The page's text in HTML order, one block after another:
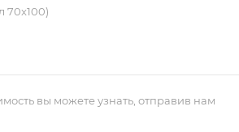
70x100)
вы можете узнать, отправив нам